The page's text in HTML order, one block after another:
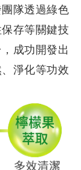
隊透過綠色
存等關鍵技
成功開發出
淨化等功效